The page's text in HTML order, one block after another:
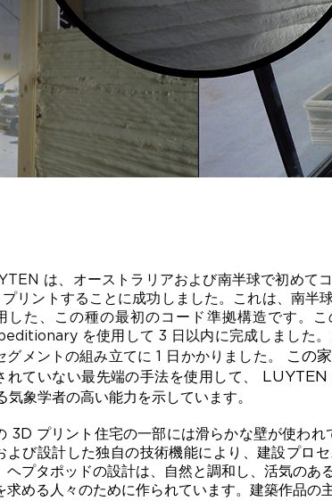
は、オーストラリアおよび南半球で初めて
リントすることに成功しました。これは、南半
した、この種の最初のコード準拠構造です。
を使用して 3 日以内に完成しました
グメントの組み立てに 1 日かかりました。
この
れていない最先端の手法を使用して、
LUYTEN
気象学者の高い能力を示しています。
3D プリント住宅の一部には滑らかな壁が使わ
よび設計した独自の技術機能により、建設プロ
ヘプタポッドの設計は、自然と調和し、活気のあ
求める人々のために作られています。建築作品の